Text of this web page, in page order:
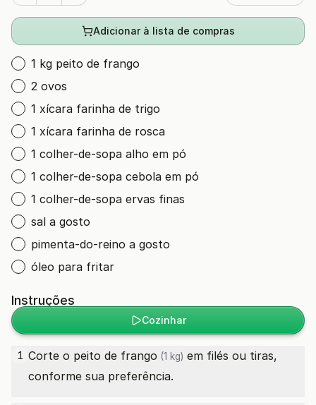
Adicionar à lista de compras
1 kg peito de frango
2 ovos
1 xícara farinha de trigo
1 xícara farinha de rosca
1 colher-de-sopa alho em pó
1 colher-de-sopa cebola em pó
1 colher-de-sopa ervas finas
sal a gosto
pimenta-do-reino a gosto
óleo para fritar
Instruções
Cozinhar
1 Corte o peito de frango (1 kg) em filés ou tiras,
conforme sua preferência.